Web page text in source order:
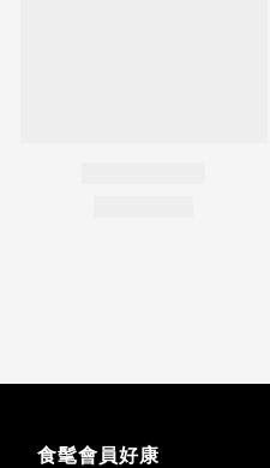
食髦會員好康